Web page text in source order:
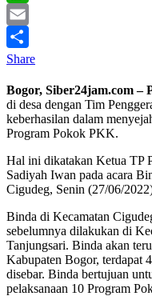
WhatsApp
Email
Share
Bogor, Siber24jam.com –
di desa dengan Tim
keberhasilan dalam
Program Pokok PKK.
Hal ini dikatakan Ketua TP
Sadiyah Iwan pada acara
Cigudeg, Senin (27/06/
Binda di Kecamatan
sebelumnya dilakukan di
Tanjungsari. Binda akan
Kabupaten Bogor, terdapat
disebar. Binda bertujuan
pelaksanaan 10 Program